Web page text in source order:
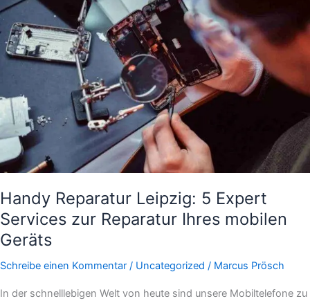
Handy Reparatur Leipzig: 5 Expert
Services zur Reparatur Ihres mobilen
Geräts
Schreibe einen Kommentar / Uncategorized / Marcus Prösch
In der schnelllebigen Welt von heute sind unsere Mobiltelefone zu
Leipzig:
Expert
Services
Ihres
mobilen
Geräts